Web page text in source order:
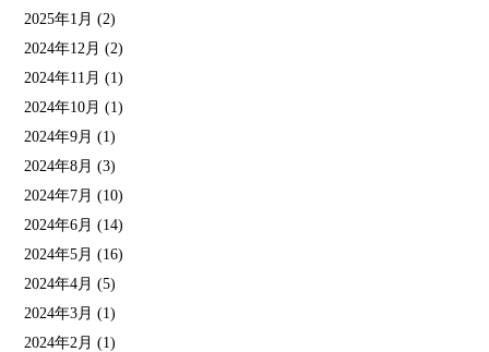
2025年1月 (2)
2024年12月 (2)
2024年11月 (1)
2024年10月 (1)
2024年9月 (1)
2024年8月 (3)
2024年7月 (10)
2024年6月 (14)
2024年5月 (16)
2024年4月 (5)
2024年3月 (1)
2024年2月 (1)